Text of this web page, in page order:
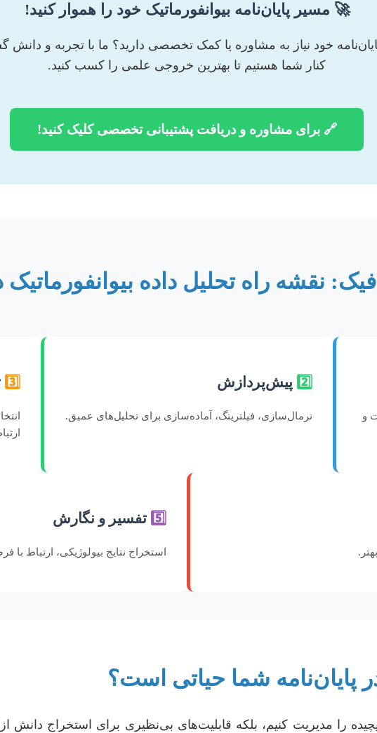
🚀 مسیر پایان‌نامه بیوانفورماتیک خود را هموار کنید!
پایان‌نامه خود نیاز به مشاوره یا کمک تخصصی دارید؟ ما با تجربه و دانش
کنار شما هستیم تا بهترین خروجی علمی را کسب کنید.
🔗 برای مشاوره و دریافت پشتیبانی تخصصی کلیک کنید!
نقشه راه تحلیل داده بیوانفورماتیک
و
2️⃣ پیش‌پردازش
نرمال‌سازی، فیلترینگ، آماده‌سازی برای تحلیل‌های عمیق.
3️⃣
5️⃣ تفسیر و نگارش
استخراج نتایج بیولوژیکی، ارتباط
پایان‌نامه شما حیاتی است؟
را مدیریت کنیم، بلکه قابلیت‌های بی‌نظیری برای استخراج دانش